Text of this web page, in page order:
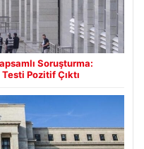
Soruşturma:
Pozitif Çıktı